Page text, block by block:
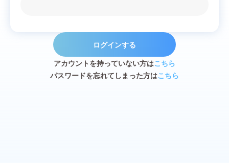
ログインする
アカウントを持っていない方はこちら
パスワードを忘れてしまった方はこちら